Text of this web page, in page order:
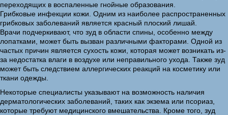
переходящих в воспаленные гнойные образования.
Грибковые инфекции кожи. Одним из наиболее распространенных
грибковых заболеваний является красный плоский лишай.
Врачи подчеркивают, что зуд в области спины, особенно между
лопатками, может быть вызван различными факторами. Одной из
частых причин является сухость кожи, которая может возникать из-
за недостатка влаги в воздухе или неправильного ухода. Также зуд
может быть следствием аллергических реакций на косметику или
ткани одежды.
Некоторые специалисты указывают на возможность наличия
дерматологических заболеваний, таких как экзема или псориаз,
которые требуют медицинского вмешательства. Кроме того, зуд